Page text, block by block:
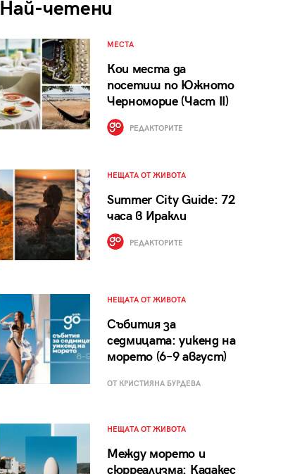
Най-четени
МЕСТА
Кои места да
посетиш по Южното
Черноморие (Част II)
РЕДАКТОРИТЕ
НЕЩАТА ОТ ЖИВОТА
Summer City Guide: 72
часа в Иракли
РЕДАКТОРИТЕ
НЕЩАТА ОТ ЖИВОТА
Събития за
седмицата: уикенд на
морето (6–9 август)
ОТ КРИСТИЯНА БУРДЕВА
НЕЩАТА ОТ ЖИВОТА
Между морето и
сюрреализма: Кадакес